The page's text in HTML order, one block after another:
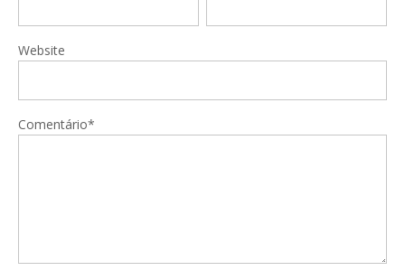
Website
Comentário*